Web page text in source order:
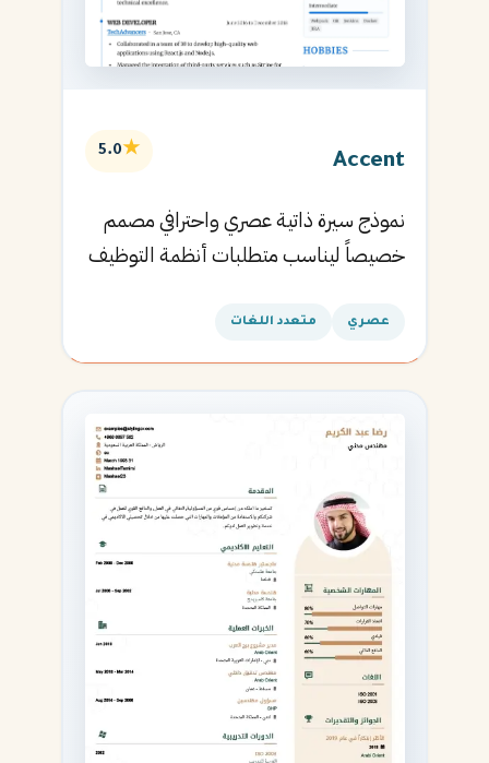
Accent
★
5.0
نموذج سيرة ذاتية عصري واحترافي مصمم
خصيصاً ليناسب متطلبات أنظمة التوظيف
القادمة.
عصري متعدد اللغات